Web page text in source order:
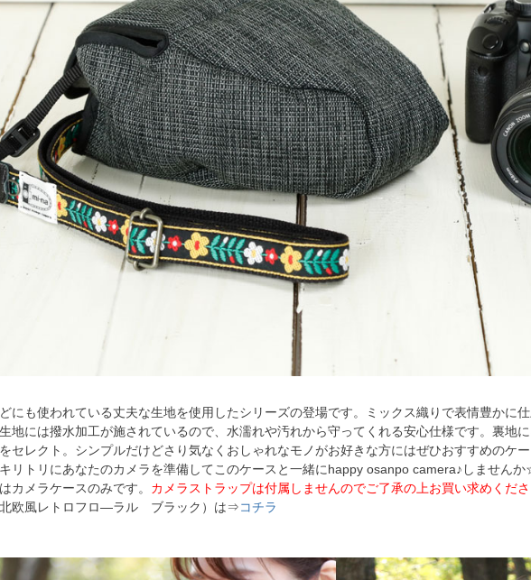
にも使われている丈夫な生地を使用したシリーズの登場です。ミックス織りで表情豊かに仕
地には撥水加工が施されているので、水濡れや汚れから守ってくれる安心仕様です。裏地
セレクト。シンプルだけどさり気なくおしゃれなモノがお好きな方にはぜひおすすめのケ
リトリにあなたのカメラを準備してこのケースと一緒にhappy osanpo camera♪しません
カメラケースのみです。 カメラストラップは付属しませんのでご了承の上お買い求めくだ
北欧風レトロフロ―ラル ブラック）は⇒コチラ